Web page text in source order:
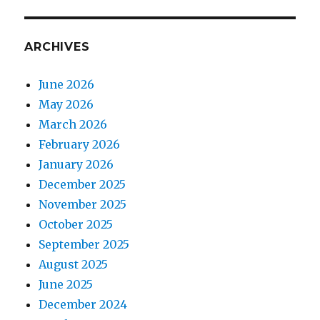
ARCHIVES
June 2026
May 2026
March 2026
February 2026
January 2026
December 2025
November 2025
October 2025
September 2025
August 2025
June 2025
December 2024